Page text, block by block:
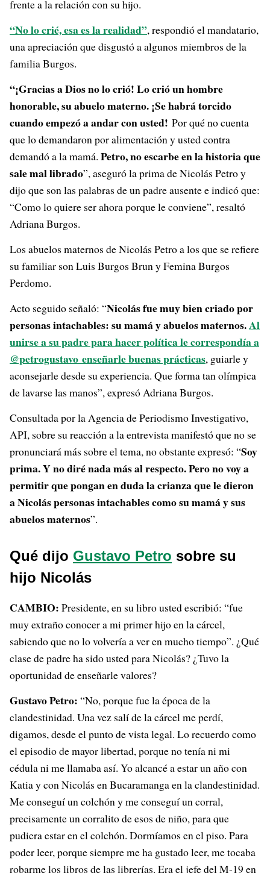
frente a la relación con su hijo.
“No lo crié, esa es la realidad”, respondió el mandatario,
una apreciación que disgustó a algunos miembros de la
familia Burgos.
“¡Gracias a Dios no lo crió! Lo crió un hombre
honorable, su abuelo materno. ¡Se habrá torcido
cuando empezó a andar con usted! Por qué no cuenta
que lo demandaron por alimentación y usted contra
demandó a la mamá. Petro, no escarbe en la historia que
sale mal librado”, aseguró la prima de Nicolás Petro y
dijo que son las palabras de un padre ausente e indicó que:
“Como lo quiere ser ahora porque le conviene”, resaltó
Adriana Burgos.
Los abuelos maternos de Nicolás Petro a los que se refiere
su familiar son Luis Burgos Brun y Femina Burgos
Perdomo.
Acto seguido señaló: “Nicolás fue muy bien criado por
personas intachables: su mamá y abuelos maternos.Al
unirse a su padre para hacer política le correspondía a
@petrogustavo enseñarle buenas prácticas, guiarle y
aconsejarle desde su experiencia. Que forma tan olímpica
de lavarse las manos”, expresó Adriana Burgos.
Consultada por la Agencia de Periodismo Investigativo,
API, sobre su reacción a la entrevista manifestó que no se
pronunciará más sobre el tema, no obstante expresó: “Soy
prima. Y no diré nada más al respecto. Pero no voy a
permitir que pongan en duda la crianza que le dieron
a Nicolás personas intachables como su mamá y sus
abuelos maternos”.
Qué dijo Gustavo Petro sobre su
hijo Nicolás
CAMBIO: Presidente, en su libro usted escribió: “fue
muy extraño conocer a mi primer hijo en la cárcel,
sabiendo que no lo volvería a ver en mucho tiempo”. ¿Qué
clase de padre ha sido usted para Nicolás? ¿Tuvo la
oportunidad de enseñarle valores?
Gustavo Petro: “No, porque fue la época de la
clandestinidad. Una vez salí de la cárcel me perdí,
digamos, desde el punto de vista legal. Lo recuerdo como
el episodio de mayor libertad, porque no tenía ni mi
cédula ni me llamaba así. Yo alcancé a estar un año con
Katia y con Nicolás en Bucaramanga en la clandestinidad.
Me conseguí un colchón y me conseguí un corral,
precisamente un corralito de esos de niño, para que
pudiera estar en el colchón. Dormíamos en el piso. Para
poder leer, porque siempre me ha gustado leer, me tocaba
robarme los libros de las librerías. Era el jefe del M-19 en